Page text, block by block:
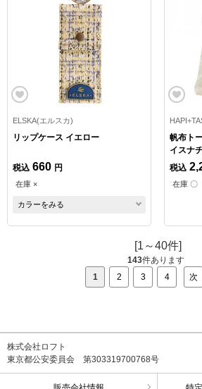
ELSKA(エルスカ)
リップケース イエロー
税込 660 円
在庫 ×
カラーをみる
帆布ト
イスナ
税込
在庫 〇
[1～40件]
143件あります
1
2 3 4 次
株式会社ロフト
東京都公安委員会 第303319700768号